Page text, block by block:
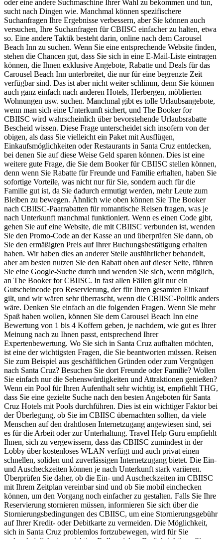
oder eine andere Suchmaschine Ihrer Wahl zu bekommen und tun,
sucht nach Dingen wie. Manchmal können spezifischere
Suchanfragen Ihre Ergebnisse verbessern, aber Sie können auch
versuchen, Ihre Suchanfragen für CBIISC einfacher zu halten, etwa
so. Eine andere Taktik besteht darin, online nach dem Carousel
Beach Inn zu suchen. Wenn Sie eine entsprechende Website finden,
stehen die Chancen gut, dass Sie sich in eine E-Mail-Liste eintragen
können, die Ihnen exklusive Angebote, Rabatte und Deals für das
Carousel Beach Inn unterbreitet, die nur für eine begrenzte Zeit
verfügbar sind. Das ist aber nicht weiter schlimm, denn Sie können
auch ganz einfach nach anderen Hotels, Herbergen, möblierten
Wohnungen usw. suchen. Manchmal gibt es tolle Urlaubsangebote,
wenn man sich eine Unterkunft sichert, und The Booker for
CBIISC wird wahrscheinlich über bevorstehende Urlaubsrabatte
Bescheid wissen. Diese Frage unterscheidet sich insofern von der
obigen, als dass Sie vielleicht ein Paket mit Ausflügen,
Einkaufsmöglichkeiten oder Restaurants in Santa Cruz entdecken,
bei denen Sie auf diese Weise Geld sparen können. Dies ist eine
weitere gute Frage, die Sie dem Booker für CBIISC stellen können,
denn wenn Sie Rabatte für Freunde und Familie erhalten, haben Sie
sofortige Vorteile, was nicht nur für Sie, sondern auch für die
Familie gut ist, da Sie dadurch ermutigt werden, mehr Leute zum
Bleiben zu bewegen. Ähnlich wie oben können Sie The Booker
nach CBIISC-Paarrabatten für romantische Reisen fragen, was je
nach Unterkunft manchmal funktioniert. Wenn es einen Code gibt,
gehen Sie auf eine Website, die mit CBIISC verbunden ist, wenden
Sie den Promo-Code an der Kasse an und überprüfen Sie dann, ob
Sie den ermäßigten Preis auf Ihrer Buchungsbestätigung erhalten
haben. Wir haben dies an anderer Stelle ausführlicher behandelt,
aber am besten nutzen Sie den Rabatt oben auf dieser Seite, führen
Sie eine Google-Suche durch und wenden Sie sich, wenn möglich,
an The Booker for CBIISC. In fast allen Fällen gilt nur ein
Gutscheincode pro Reservierung, der für Ihren gesamten Einkauf
gilt, und wir wären sehr überrascht, wenn die CBIISC-Politik anders
wäre. Denken Sie einfach an die folgenden Fragen. Wenn Sie mehr
Spaß haben wollen, können Sie dem Carousel Beach Inn eine
Bewertung von 1 bis 4 Koffern geben, je nachdem, wie gut es Ihrer
Meinung nach zu Ihnen passt, entsprechend Ihrer
Expertenbewertung. Wo Sie sich in Santa Cruz aufhalten möchten,
ist eine der wichtigsten Fragen, die Sie beantworten müssen. Reisen
Sie zum Beispiel aus geschäftlichen Gründen oder zum Vergnügen
nach Santa Cruz? Besuchen Sie dort Freunde oder Familie? Wollen
Sie einfach nur die Sehenswürdigkeiten und Attraktionen genießen?
Wenn ein Pool für Ihren Aufenthalt sehr wichtig ist, empfiehlt THG,
dass Sie eine gezielte Suche nach den besten Angeboten für Santa
Cruz Hotels mit Pools durchführen. Dies ist ein wichtiger Faktor bei
der Überlegung, ob Sie im CBIISC übernachten sollten, da viele
Menschen auf den drahtlosen Internetzugang angewiesen sind, sei
es für die Arbeit oder zur Unterhaltung. Travel Help Guru empfiehlt
Ihnen, sich zu vergewissern, dass das CBIISC zumindest in der
Lobby über kostenloses WLAN verfügt und auch privat einen
schnellen, soliden und zuverlässigen Internetzugang bietet. Die Ein-
und Auscheckzeiten können je nach Unterkunft stark variieren.
Überprüfen Sie daher, ob die Ein- und Auscheckzeiten im CBIISC
mit Ihrem Zeitplan vereinbar sind und ob Sie mobil einchecken
können, um den Vorgang noch einfacher zu gestalten. Falls Sie Ihre
Reservierung stornieren müssen, informieren Sie sich über die
Stornierungsbedingungen des CBIISC, um eine Stornierungsgebühr
auf Ihrer Kredit- oder Debitkarte zu vermeiden. Die Möglichkeit,
sich in Santa Cruz problemlos fortzubewegen, wird für Sie